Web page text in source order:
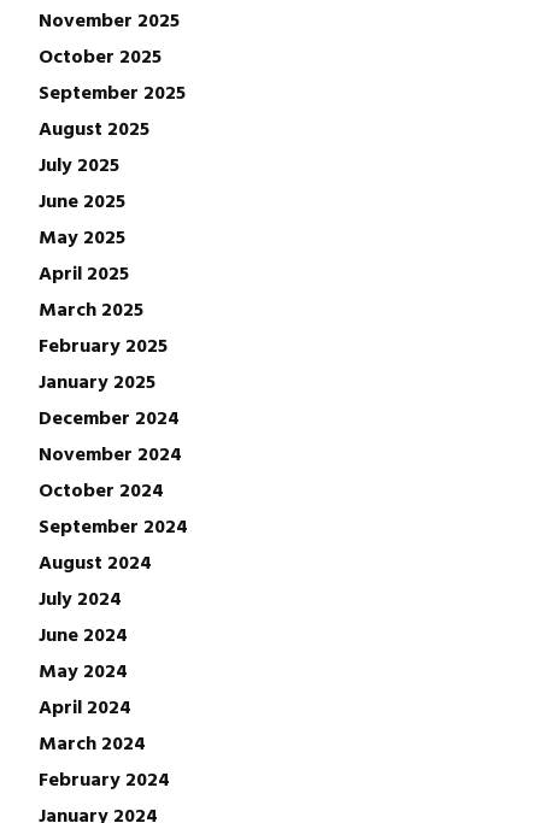
November 2025
October 2025
September 2025
August 2025
July 2025
June 2025
May 2025
April 2025
March 2025
February 2025
January 2025
December 2024
November 2024
October 2024
September 2024
August 2024
July 2024
June 2024
May 2024
April 2024
March 2024
February 2024
January 2024